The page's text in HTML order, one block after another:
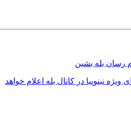
رسان بله بشین
نینوپیا در کانال بله اعلام خواهد